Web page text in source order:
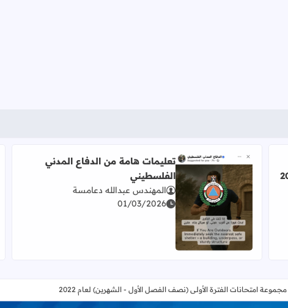
اقرأ المزيد عن تعليمات هامة من الدفاع المدني الفلسطيني
تعليمات هامة من الدفاع المدني
الفلسطيني
المهندس عبدالله دعامسة
01/03/2026
امتحانات الفترة الأولى (نصف الفصل الأول - الشهرين) لعام 2022